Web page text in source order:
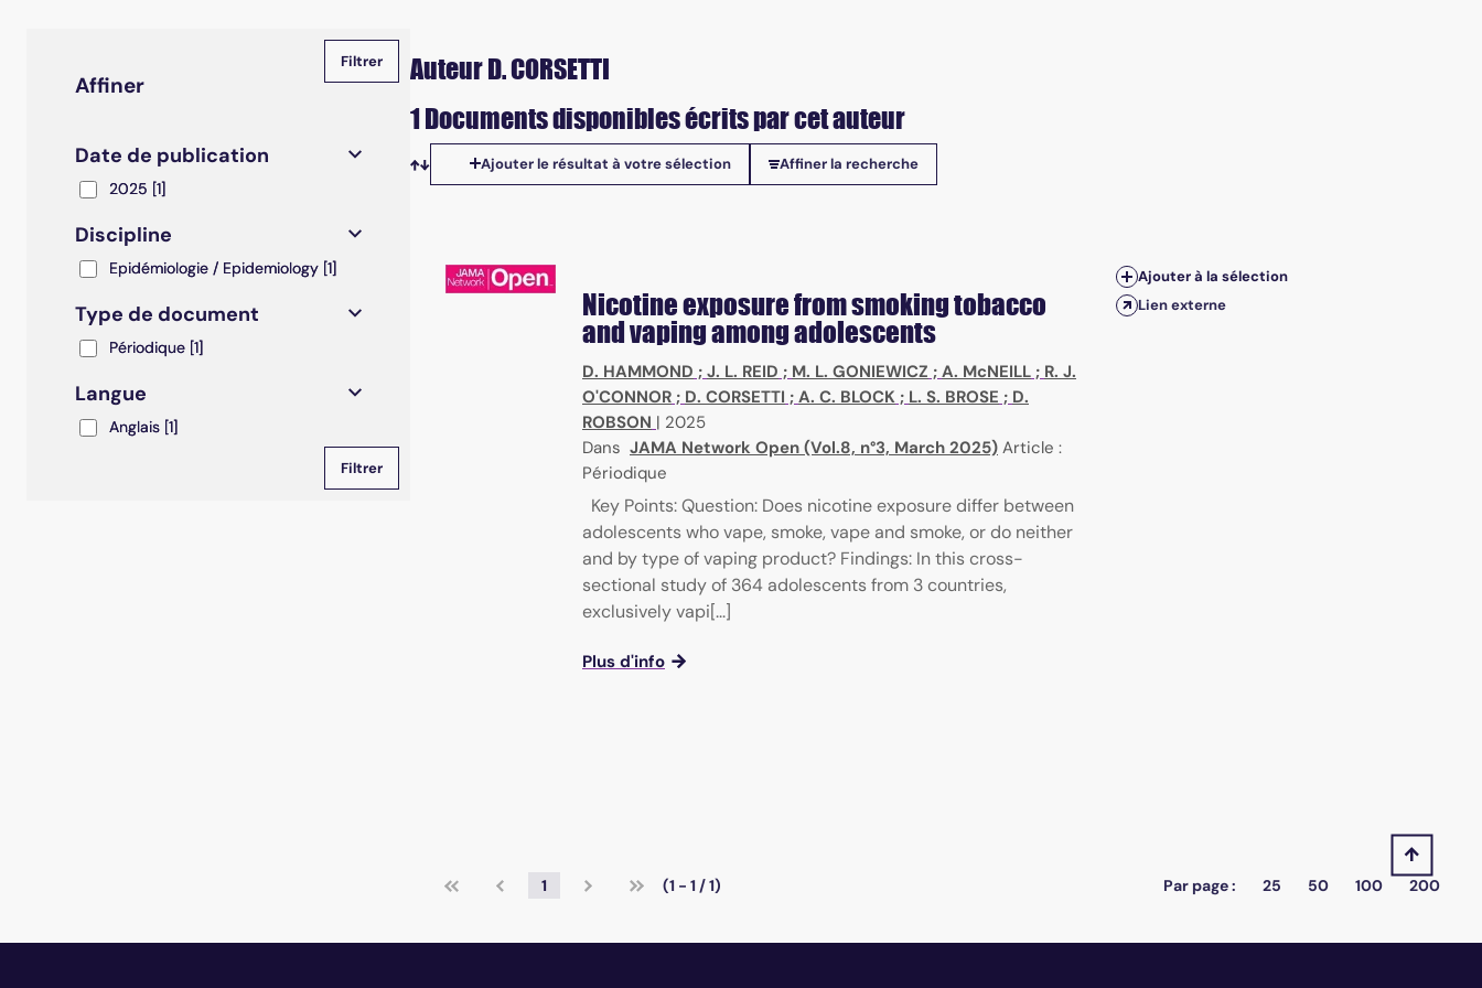
Affiner
Date de publication
20252025 [1]
Discipline
Epidémiologie / Epidemiology
Epidémiologie / Epidemiology [1]
Type de document
Périodique
Périodique [1]
Langue
AnglaisAnglais [1]
Auteur D. CORSETTI
1 Documents disponibles écrits par cet auteur
Tris disponibles
Ajouter le résultat à votre sélection Affiner la recherche
Nicotine exposure from smoking tobacco
and vaping among adolescents
D. HAMMOND ; J. L. REID ; M. L. GONIEWICZ ; A. McNEILL ; R. J.
O'CONNOR ; D. CORSETTI ; A. C. BLOCK ; L. S. BROSE ; D.
ROBSON | 2025
Dans JAMA Network Open (Vol.8, n°3, March 2025) Article :
Périodique
Key Points: Question: Does nicotine exposure differ between
adolescents who vape, smoke, vape and smoke, or do neither
and by type of vaping product? Findings: In this cross-
sectional study of 364 adolescents from 3 countries,
exclusively vapi[...]
Plus d'info
Ajouter à la sélection
Lien externe
1 (1 - 1 / 1) Par page : 25 50 100 200